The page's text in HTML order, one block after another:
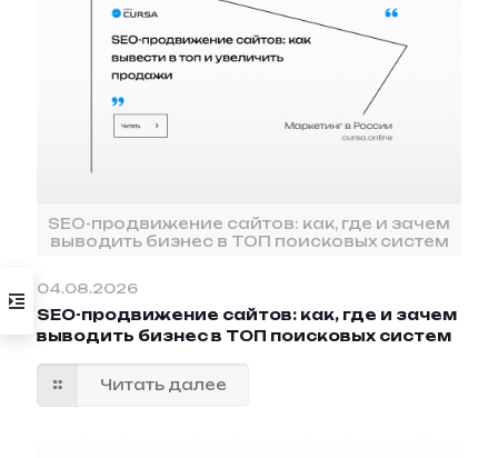
SEO-продвижение сайтов: как, где и зачем
выводить бизнес в ТОП поисковых систем
04.08.2026
SEO-продвижение сайтов: как, где и зачем
выводить бизнес в ТОП поисковых систем
Читать далее